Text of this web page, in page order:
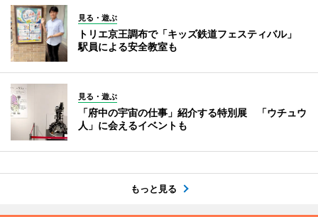
見る・遊ぶ
トリエ京王調布で「キッズ鉄道フェスティバル」
駅員による安全教室も
見る・遊ぶ
「府中の宇宙の仕事」紹介する特別展 「ウチュウ
人」に会えるイベントも
もっと見る